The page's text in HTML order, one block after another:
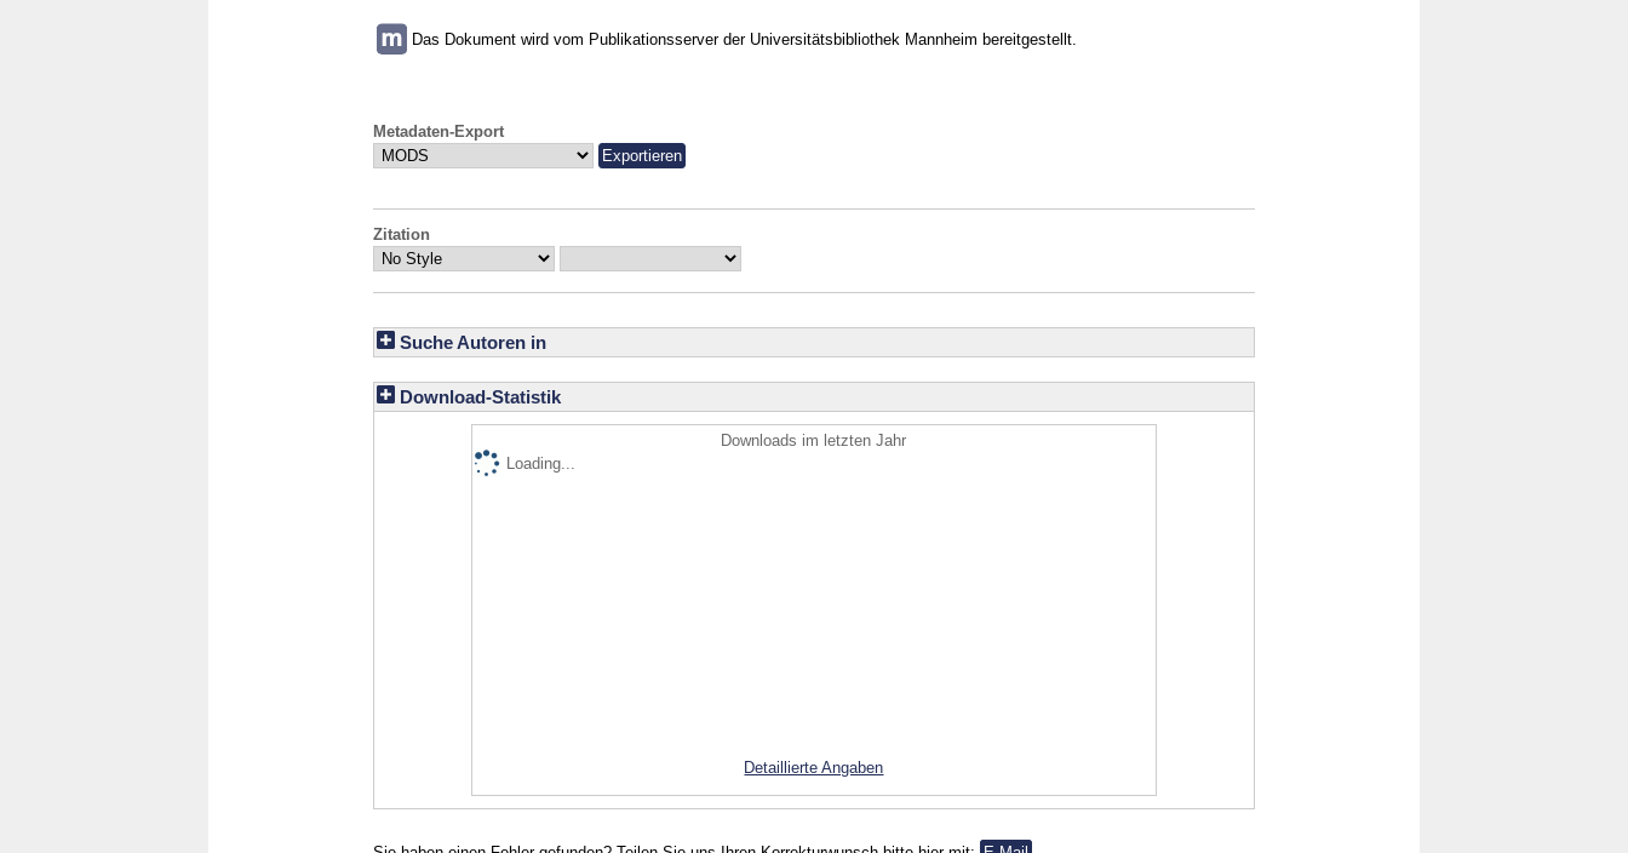
Das Dokument wird vom Publikationsserver der Universitätsbibliothek Mannheim bereitgestellt.
Metadaten-Export
Zitation
Suche Autoren in
Download-Statistik
Downloads im letzten Jahr
Loading...
Detaillierte Angaben